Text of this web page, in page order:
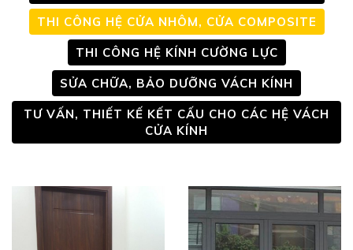
THI CÔNG HỆ CỬA NHÔM, CỬA COMPOSITE
THI CÔNG HỆ KÍNH CƯỜNG LỰC
SỬA CHỮA, BẢO DƯỠNG VÁCH KÍNH
TƯ VẤN, THIẾT KẾ KẾT CẤU CHO CÁC HỆ VÁCH
CỬA KÍNH